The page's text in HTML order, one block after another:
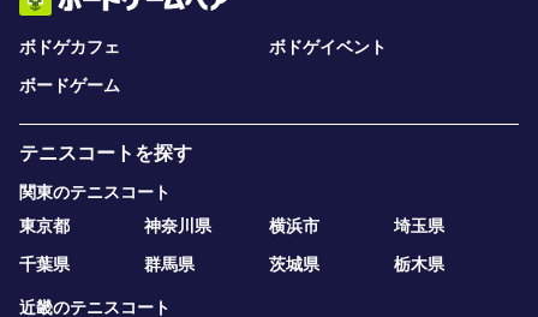
ボドゲカフェ
ボドゲイベント
ボードゲーム
テニスコートを探す
関東のテニスコート
東京都
神奈川県 横浜市
埼玉県
千葉県
群馬県 茨城県 栃木県
近畿のテニスコート